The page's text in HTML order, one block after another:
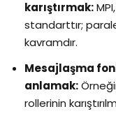
karıştırmak:
standarttır;
kavramdır.
Mesajlaşma
anlamak:
rollerinin